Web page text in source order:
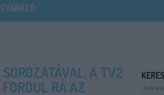
A TV2
RÁ AZ